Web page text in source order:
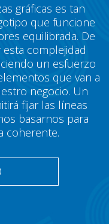
gráficas es tan
que funcione
equilibrada. De
complejidad
un esfuerzo
que van a
negocio. Un
fijar las líneas
basarnos para
coherente.